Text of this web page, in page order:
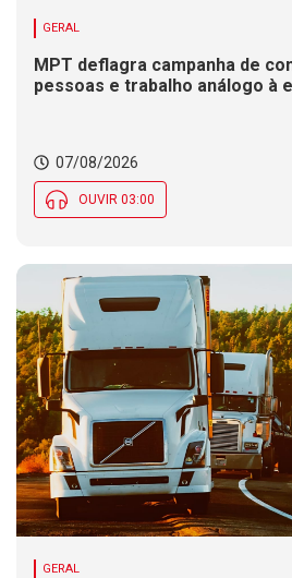
GERAL
MPT deflagra campanha de
pessoas e trabalho análogo à
07/08/2026
OUVIR 03:00
GERAL